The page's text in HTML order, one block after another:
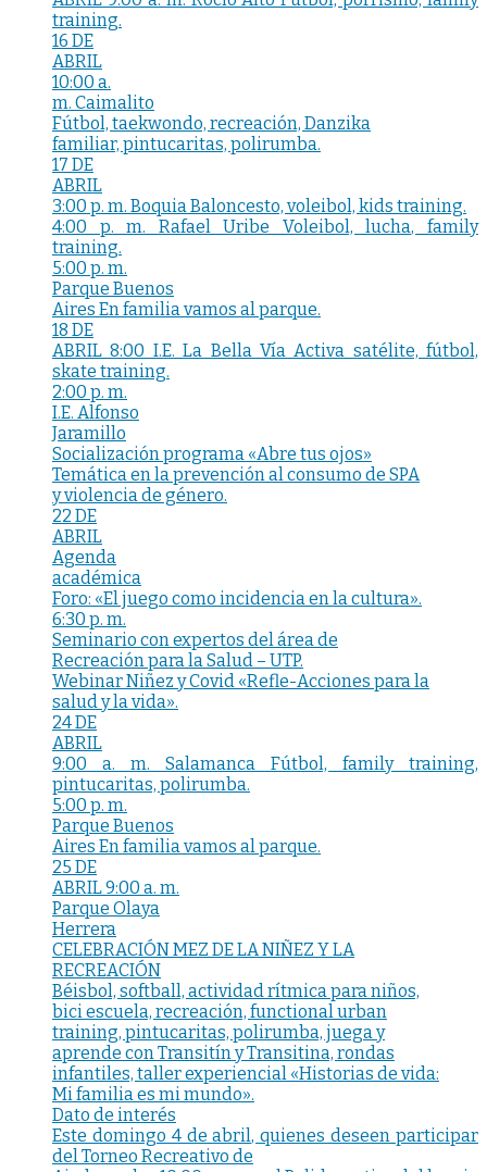
training.
16 DE
ABRIL
10:00 a.
m. Caimalito
Fútbol, taekwondo, recreación, Danzika
familiar, pintucaritas, polirumba.
17 DE
ABRIL
3:00 p. m. Boquia Baloncesto, voleibol, kids training.
4:00 p. m. Rafael Uribe Voleibol, lucha, family
training.
5:00 p. m.
Parque Buenos
Aires En familia vamos al parque.
18 DE
ABRIL 8:00 I.E. La Bella Vía Activa satélite, fútbol,
skate training.
2:00 p. m.
I.E. Alfonso
Jaramillo
Socialización programa «Abre tus ojos»
Temática en la prevención al consumo de SPA
y violencia de género.
22 DE
ABRIL
Agenda
académica
Foro: «El juego como incidencia en la cultura».
6:30 p. m.
Seminario con expertos del área de
Recreación para la Salud – UTP.
Webinar Niñez y Covid «Refle-Acciones para la
salud y la vida».
24 DE
ABRIL
9:00 a. m. Salamanca Fútbol, family training,
pintucaritas, polirumba.
5:00 p. m.
Parque Buenos
Aires En familia vamos al parque.
25 DE
ABRIL 9:00 a. m.
Parque Olaya
Herrera
CELEBRACIÓN MEZ DE LA NIÑEZ Y LA
RECREACIÓN
Béisbol, softball, actividad rítmica para niños,
bici escuela, recreación, functional urban
training, pintucaritas, polirumba, juega y
aprende con Transitín y Transitina, rondas
infantiles, taller experiencial «Historias de vida:
Mi familia es mi mundo».
Dato de interés
Este domingo 4 de abril, quienes deseen participar
del Torneo Recreativo de